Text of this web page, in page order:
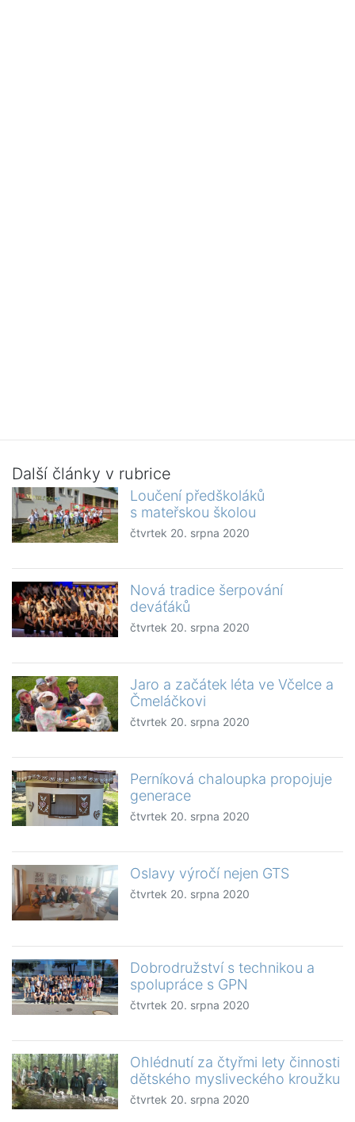
Další články v rubrice
Loučení předškoláků
s mateřskou školou
čtvrtek 20. srpna 2020
Nová tradice šerpování
deváťáků
čtvrtek 20. srpna 2020
Jaro a začátek léta ve Včelce a
Čmeláčkovi
čtvrtek 20. srpna 2020
Perníková chaloupka propojuje
generace
čtvrtek 20. srpna 2020
Oslavy výročí nejen GTS
čtvrtek 20. srpna 2020
Dobrodružství s technikou a
spolupráce s GPN
čtvrtek 20. srpna 2020
Ohlédnutí za čtyřmi lety činnosti
dětského mysliveckého kroužku
čtvrtek 20. srpna 2020